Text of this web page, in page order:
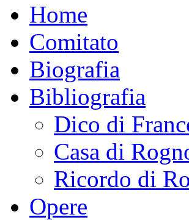
Home
Comitato
Biografia
Bibliografia
Dico di
Casa di
Ricordo di
Opere